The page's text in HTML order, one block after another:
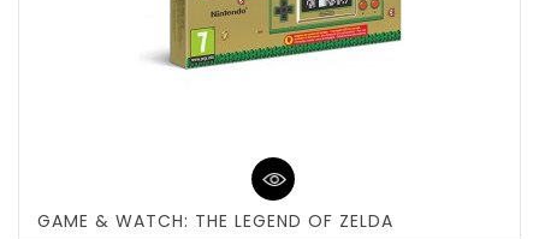
GAME & WATCH: THE LEGEND OF ZELDA